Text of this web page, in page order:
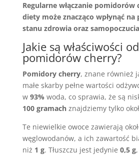
Regularne włączanie
diety może znacząco wpłynąć
stanu zdrowia oraz
Jakie są właściwości
pomidorów cherry?
Pomidory cherry, znane również
małe skarby pełne wartości
w 93% woda, co sprawia, że są
100 gramachznajdziemy tylko
Te niewielkie owoce zawierają
węglowodanów, a ich zawartość
niż 1 g. Tłuszczu jest jedynie 0,5 g